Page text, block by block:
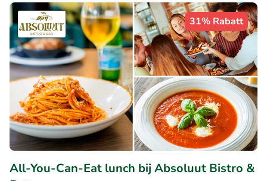
31% Rabatt
All-You-Can-Eat lunch bij Absoluut Bistro &